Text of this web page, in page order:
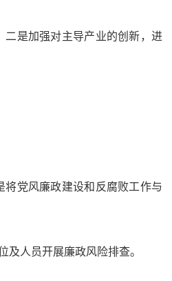
二是加强对主导产业的创新，进
将党风廉政建设和反腐败工作与
及人员开展廉政风险排查。